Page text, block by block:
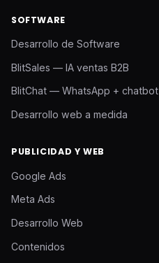
SOFTWARE
Desarrollo de Software
BlitSales — IA ventas B2B
BlitChat — WhatsApp + chatbot
Desarrollo web a medida
PUBLICIDAD Y WEB
Google Ads
Meta Ads
Desarrollo Web
Contenidos